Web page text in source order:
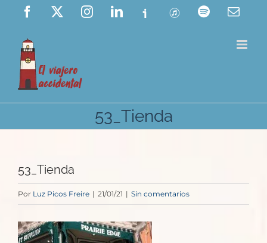
Saltar
contenido
Facebook InstagramLinkedIn
Ivoox ITunes Spotify
53_Tienda
53_Tienda
Por Luz Picos Freire | 21/01/21 | Sin comentarios